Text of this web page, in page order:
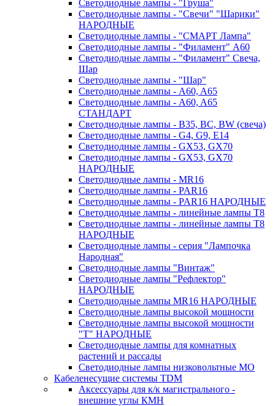
Светодиодные лампы - "Груша"
Светодиодные лампы - "Свечи" "Шарики"
НАРОДНЫЕ
Светодиодные лампы - "СМАРТ Лампа"
Светодиодные лампы - "Филамент" A60
Светодиодные лампы - "Филамент" Свеча,
Шар
Светодиодные лампы - "Шар"
Светодиодные лампы - A60, A65
Светодиодные лампы - A60, A65
СТАНДАРТ
Светодиодные лампы - B35, BC, BW (свеча)
Светодиодные лампы - G4, G9, Е14
Светодиодные лампы - GX53, GX70
Светодиодные лампы - GX53, GX70
НАРОДНЫЕ
Светодиодные лампы - MR16
Светодиодные лампы - PAR16
Светодиодные лампы - PAR16 НАРОДНЫЕ
Светодиодные лампы - линейные лампы T8
Светодиодные лампы - линейные лампы T8
НАРОДНЫЕ
Светодиодные лампы - серия "Лампочка
Народная"
Светодиодные лампы "Винтаж"
Светодиодные лампы "Рефлектор"
НАРОДНЫЕ
Светодиодные лампы MR16 НАРОДНЫЕ
Светодиодные лампы высокой мощности
Светодиодные лампы высокой мощности
"Т" НАРОДНЫЕ
Светодиодные лампы для комнатных
растений и рассады
Светодиодные лампы низковольтные МО
Кабеленесущие системы TDM
Аксессуары для к/к магистрального -
внешние углы КМН